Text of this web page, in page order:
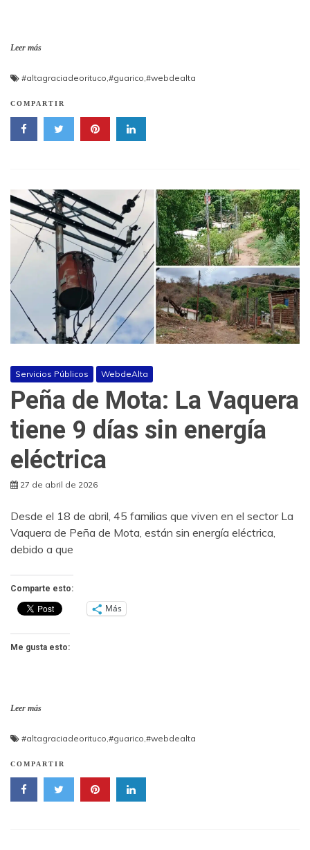
Leer más
#altagraciadeorituco,#guarico,#webdealta
COMPARTIR
Servicios Públicos WebdeAlta
Peña de Mota: La Vaquera
tiene 9 días sin energía
eléctrica
27 de abril de 2026
Desde el 18 de abril, 45 familias que viven en el sector La
Vaquera de Peña de Mota, están sin energía eléctrica,
debido a que
Comparte esto:
Más
Me gusta esto:
Leer más
#altagraciadeorituco #guarico #webdealta
COMPARTIR